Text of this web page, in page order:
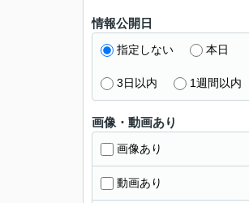
情報公開日
指定しない 本日
3日以内 1週間以内
画像・動画あり
画像あり
動画あり